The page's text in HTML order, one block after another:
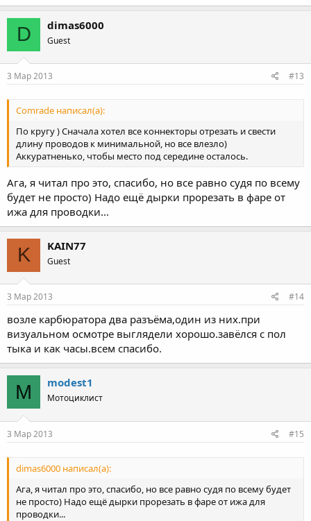
D dimas6000
Guest
3 Мар 2013 #13
Comrade написал(а):
По кругу ) Сначала хотел все коннекторы отрезать и свести
длину проводов к минимальной, но все влезло)
Аккуратненько, чтобы место под середине осталось.
Ага, я читал про это, спасибо, но все равно судя по всему
будет не просто) Надо ещё дырки прорезать в фаре от
ижа для проводки...
K KAIN77
Guest
3 Мар 2013 #14
возле карбюратора два разъёма,один из них.при
визуальном осмотре выглядели хорошо.завёлся с пол
тыка и как часы.всем спасибо.
M modest1
Мотоциклист
3 Мар 2013 #15
dimas6000 написал(а):
Ага, я читал про это, спасибо, но все равно судя по всему будет
не просто) Надо ещё дырки прорезать в фаре от ижа для
проводки...